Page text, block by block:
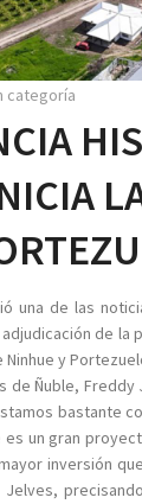
categoría
una de las
de
Ninhue y
de Ñuble,
bastante
es un gran
inversión
Jelves,